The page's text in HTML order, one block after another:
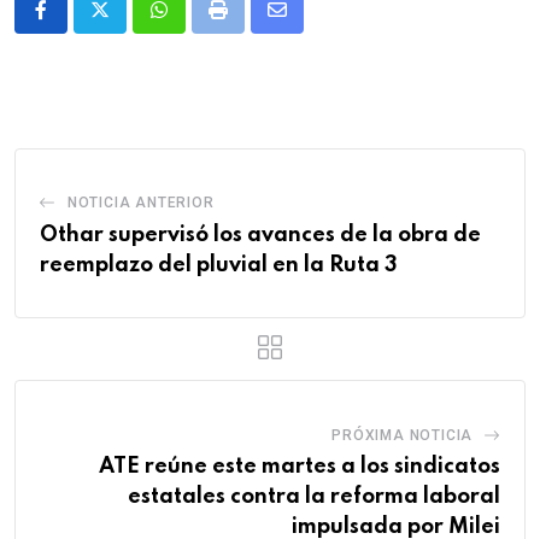
WhatsappPrint
Share
NOTICIA ANTERIOR
Othar supervisó los avances de la obra de
reemplazo del pluvial en la Ruta 3
PRÓXIMA NOTICIA
ATE reúne este martes a los sindicatos
estatales contra la reforma laboral
impulsada por Milei